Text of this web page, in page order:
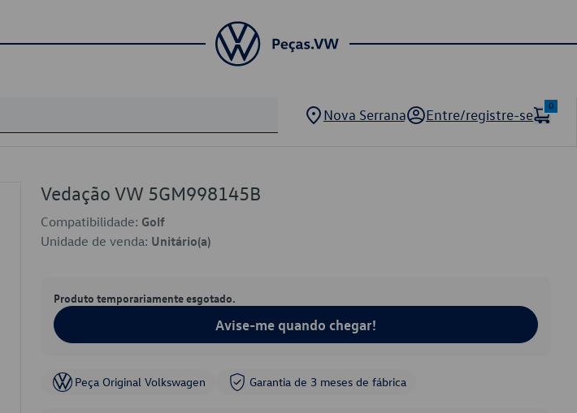
Nova Serrana Entre/registre-se
0
Vedação VW 5GM998145B
Compatibilidade: Golf
Unidade de venda: Unitário(a)
Produto temporariamente esgotado.
Avise-me quando chegar!
Peça Original Volkswagen Garantia de 3 meses de fábrica